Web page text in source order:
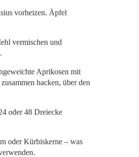
vorheizen. Äpfel
vermischen und
Aprikosen mit
hacken, über den
oder 48 Dreiecke
oder Kürbiskerne – was